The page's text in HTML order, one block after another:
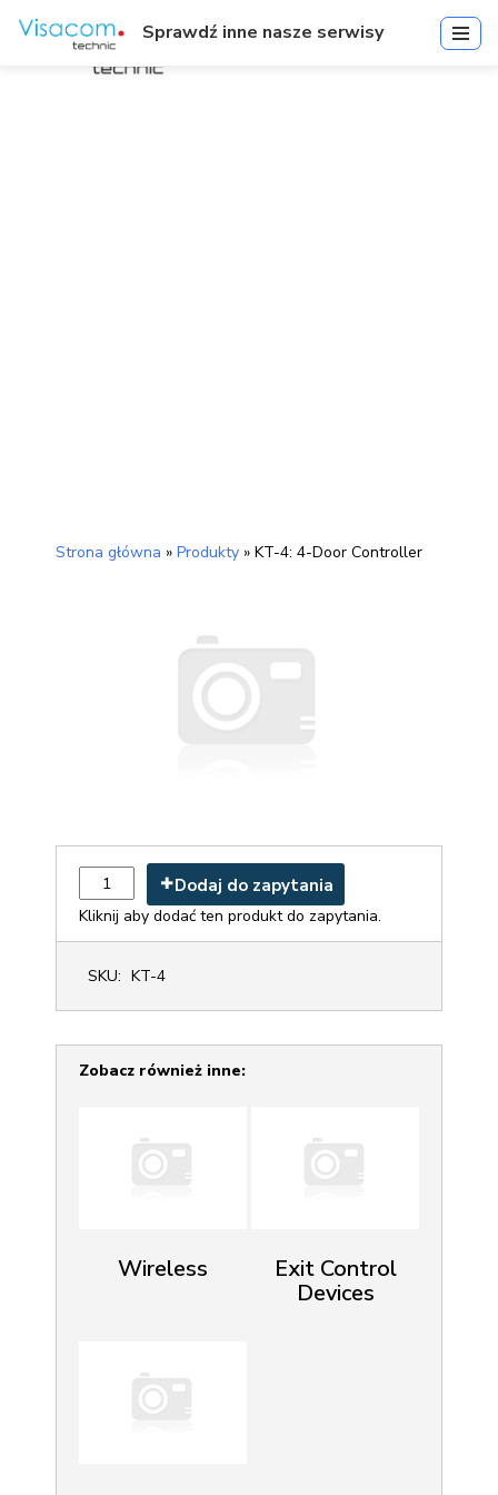
Strona główna » Produkty » KT-4: 4-Door Controller
Dodaj do zapytania
Kliknij aby dodać ten produkt do zapytania.
SKU: KT-4
Zobacz również inne:
Wireless
Exit Control
Devices
Sprawdź inne nasze serwisy